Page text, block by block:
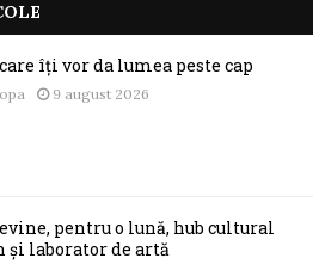
îți vor da lumea peste cap
9 august 2026
pentru o lună, hub cultural
și laborator de artă